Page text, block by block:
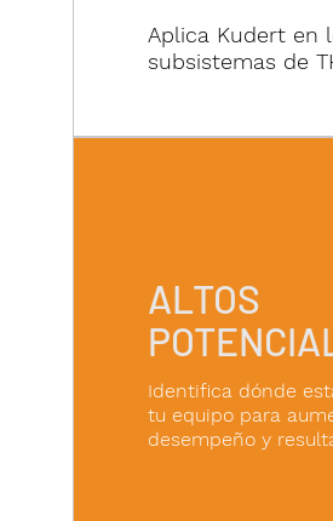
Aplica Kudert en
subsistemas de
ALTOS
Identifica dónde
tu equipo para
desempeño y